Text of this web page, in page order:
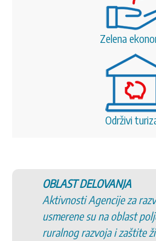
Zelena
Održivi
OBLAST DELOVANJA
Aktivnosti Agencije za
usmerene su na oblast
ruralnog razvoja i zaštite